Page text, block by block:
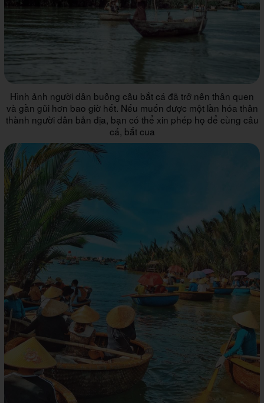
Hình ảnh người dân buông câu bắt cá đã trở nên thân quen
và gần gũi hơn bao giờ hết. Nếu muốn được một lần hóa thân
thành người dân bản địa, bạn có thể xin phép họ để cùng câu
cá, bắt cua